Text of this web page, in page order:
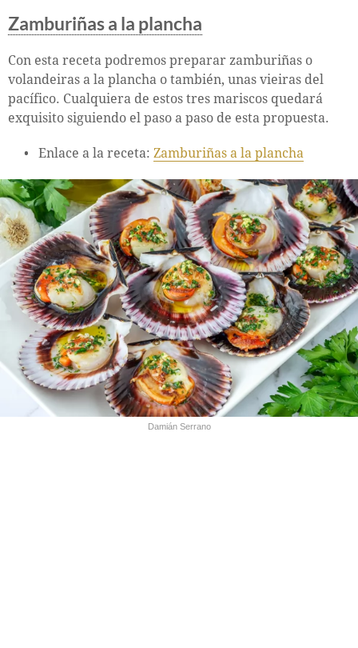
Zamburiñas a la plancha
Con esta receta podremos preparar zamburiñas o
volandeiras a la plancha o también, unas vieiras del
pacífico. Cualquiera de estos tres mariscos quedará
exquisito siguiendo el paso a paso de esta propuesta.
Enlace a la receta: Zamburiñas a la plancha
Damián Serrano